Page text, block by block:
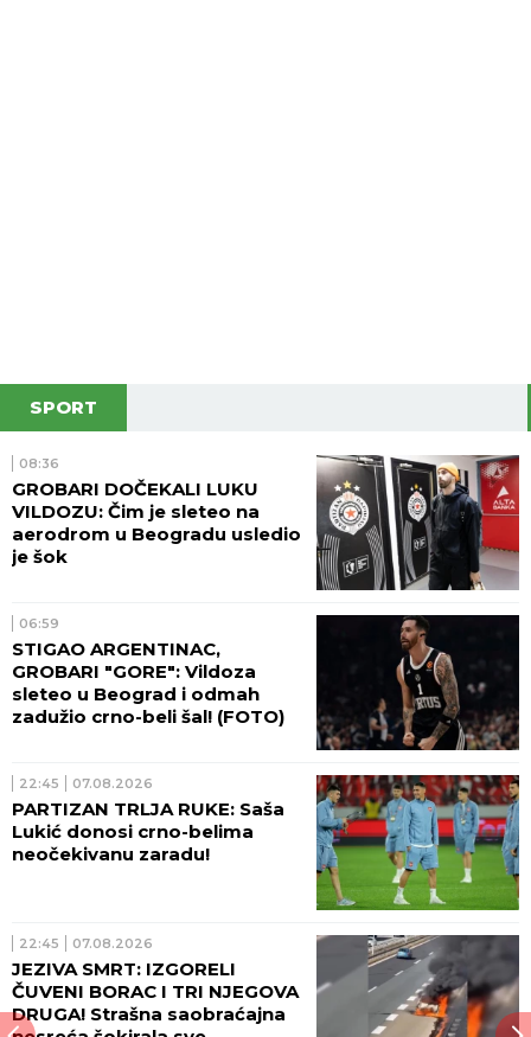
SPORT
08:36
GROBARI DOČEKALI LUKU
VILDOZU: Čim je sleteo na
aerodrom u Beogradu usledio
je šok
06:59
STIGAO ARGENTINAC,
GROBARI "GORE": Vildoza
sleteo u Beograd i odmah
zadužio crno-beli šal! (FOTO)
22:45 07.08.2026
PARTIZAN TRLJA RUKE: Saša
Lukić donosi crno-belima
neočekivanu zaradu!
22:45 07.08.2026
JEZIVA SMRT: IZGORELI
ČUVENI BORAC I TRI NJEGOVA
DRUGA! Strašna saobraćajna